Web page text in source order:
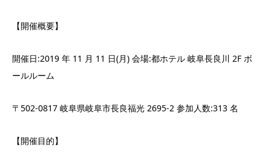
【開催概要】
開催日:2019 年 11 月 11 日(月) 会場:都ホテル 岐阜⻑良川 2F ボ
ールルーム
〒502-0817 岐阜県岐阜市⻑良福光 2695-2 参加人数:313 名
【開催目的】